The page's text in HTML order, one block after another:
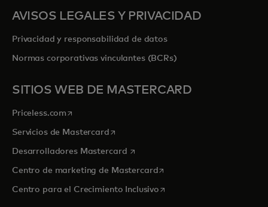
AVISOS LEGALES Y PRIVACIDAD
Privacidad y responsabilidad de datos
Normas corporativas vinculantes (BCRs)
SITIOS WEB DE MASTERCARD
Priceless.com se abre en una pestaña nueva
Servicios de Mastercardse abre en una pestaña nueva
Desarrolladores Mastercard se abre en una pestaña nueva
Centro de marketing de Mastercardse abre en una pestaña
Centro para el Crecimiento Inclusivose abre en una pestaña